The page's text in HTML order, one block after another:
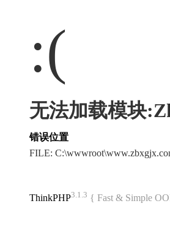
:(
无法加载模块
错误位置
FILE:
ThinkPHP3.1.3 { Fast & Simple